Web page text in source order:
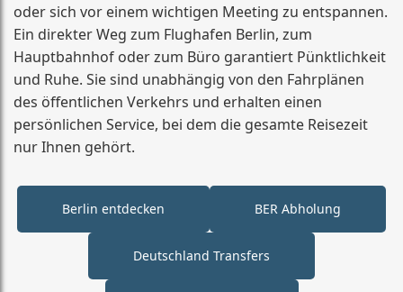
oder sich vor einem wichtigen Meeting zu entspannen.
Ein direkter Weg zum Flughafen Berlin, zum
Hauptbahnhof oder zum Büro garantiert Pünktlichkeit
und Ruhe. Sie sind unabhängig von den Fahrplänen
des öffentlichen Verkehrs und erhalten einen
persönlichen Service, bei dem die gesamte Reisezeit
nur Ihnen gehört.
Berlin entdecken BER Abholung
Deutschland Transfers